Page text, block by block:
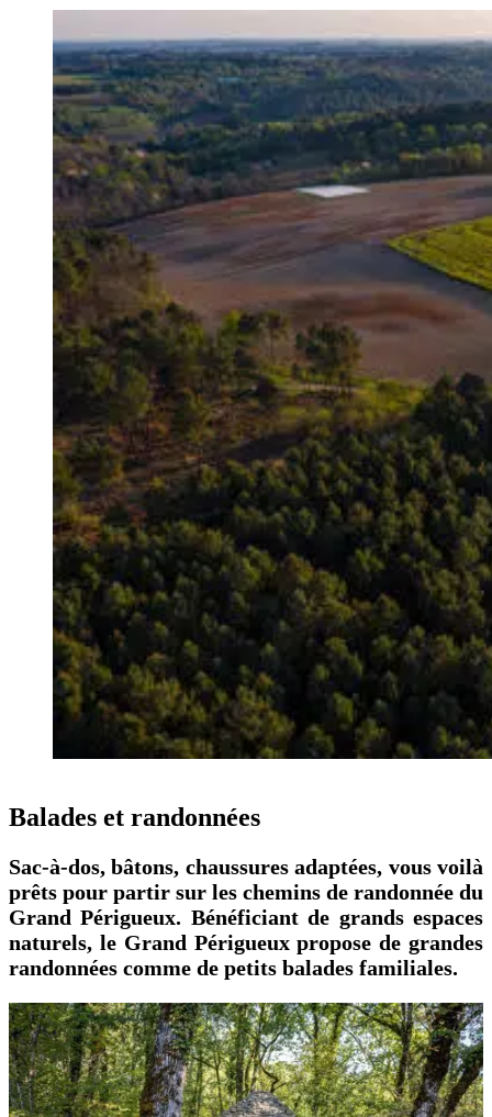
Balades et randonnées
Sac-à-dos, bâtons, chaussures adaptées, vous voilà
prêts pour partir sur les chemins de randonnée du
Grand Périgueux. Bénéficiant de grands espaces
naturels, le Grand Périgueux propose de grandes
randonnées comme de petits balades familiales.